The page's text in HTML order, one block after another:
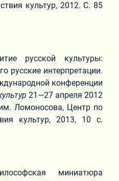
культур, 2012. С. 85
русской культуры:
русские интерпретации.
конференции
21—27 апреля 2012
Ломоносова, Центр по
культур, 2013, 10 с.
миниатюра